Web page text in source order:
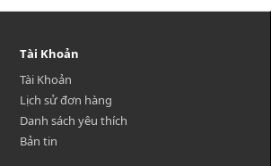
Tài Khoản
Tài Khoản
Lịch sử đơn hàng
Danh sách yêu thích
Bản tin